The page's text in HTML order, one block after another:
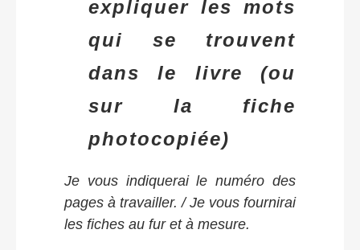
expliquer les mots
qui se trouvent
dans le livre
(ou
sur la fiche
photocopiée)
Je vous indiquerai le numéro des
pages à travailler. / Je vous fournirai
les fiches au fur et à mesure.